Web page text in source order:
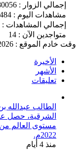
إجمالي الزوار : 2580056
مشاهدات اليوم : 3484
إجمالي المشاهدات : 21360877
متواجدين الآن : 14
وقت خادم الموقع : 2026-08-08
الأخيرة
الأشهر
تعليقات
الطالب عبدالله
الشرقية، حصل
2022م.
منذ 4 أيام